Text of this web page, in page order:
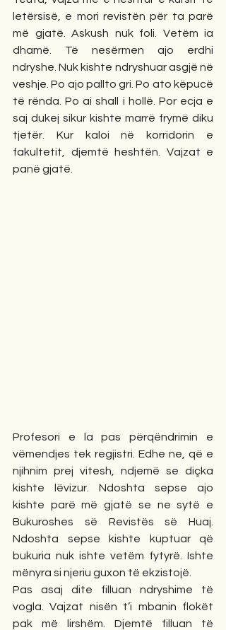
letërsisë, e mori revistën për ta parë
më gjatë. Askush nuk foli. Vetëm ia
dhamë. Të nesërmen ajo erdhi
ndryshe. Nuk kishte ndryshuar asgjë në
veshje. Po ajo pallto gri. Po ato këpucë
të rënda. Po ai shall i hollë. Por ecja e
saj dukej sikur kishte marrë frymë diku
tjetër. Kur kaloi në korridorin e
fakultetit, djemtë heshtën. Vajzat e
panë gjatë.
Profesori e la pas përqëndrimin e
vëmendjes tek regjistri. Edhe ne, që e
njihnim prej vitesh, ndjemë se diçka
kishte lëvizur. Ndoshta sepse ajo
kishte parë më gjatë se ne sytë e
Bukuroshes së Revistës së Huaj.
Ndoshta sepse kishte kuptuar që
bukuria nuk ishte vetëm fytyrë. Ishte
mënyra si njeriu guxon të ekzistojë.
Pas asaj dite filluan ndryshime të
vogla. Vajzat nisën t’i mbanin flokët
pak më lirshëm. Djemtë filluan të